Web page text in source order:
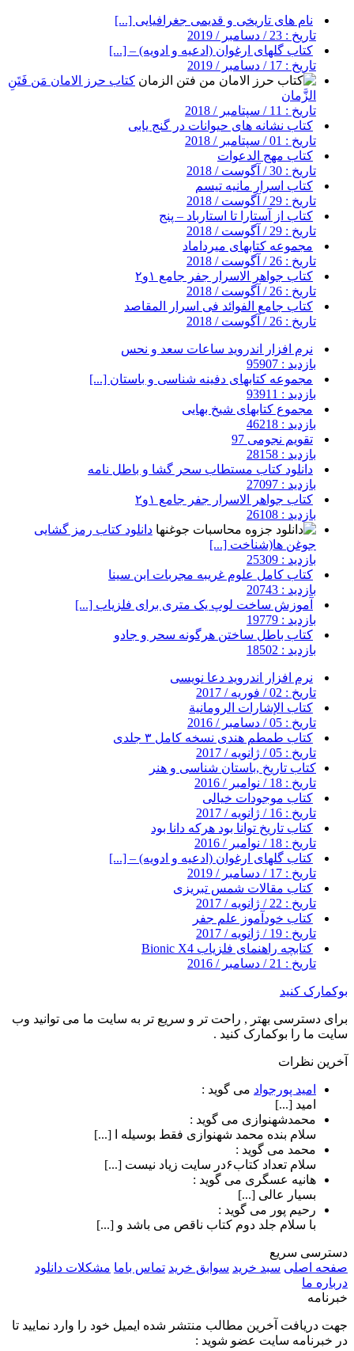
نام های تاریخی و قدیمی جغرافیایی [...]
تاریخ : 23 / دسامبر / 2019
کتاب گلهای ارغوان (ادعیه و ادویه) – [...]
تاریخ : 17 / دسامبر / 2019
کتاب حرز الامان مَن فَتَنِ
الزَّمان
تاریخ : 11 / سپتامبر / 2018
کتاب نشانه های حیوانات در گنج یابی
تاریخ : 01 / سپتامبر / 2018
کتاب مهج الدعوات
تاریخ : 30 / آگوست / 2018
کتاب اسرار مانیه تیسم
تاریخ : 29 / آگوست / 2018
کتاب از آستارا تا استارباد – پنج
تاریخ : 29 / آگوست / 2018
مجموعه کتابهای میرداماد
تاریخ : 26 / آگوست / 2018
کتاب جواهر الاسرار جفر جامع ۱و۲
تاریخ : 26 / آگوست / 2018
کتاب جامع الفوائد فی اسرار المقاصد
تاریخ : 26 / آگوست / 2018
نرم افزار اندروید ساعات سعد و نحس
بازدید : 95907
مجموعه کتابهای دفینه شناسی و باستان [...]
بازدید : 93911
مجموع کتابهای شیخ بهایی
بازدید : 46218
تقویم نجومی 97
بازدید : 28158
دانلود کتاب مستطاب سحر گشا و باطل نامه
بازدید : 27097
کتاب جواهر الاسرار جفر جامع ۱و۲
بازدید : 26108
دانلود کتاب رمز گشایی
جوغن ها(شناخت [...]
بازدید : 25309
کتاب کامل علوم غریبه مجربات ابن سینا
بازدید : 20743
آموزش ساخت لوپ یک متری برای فلزیاب [...]
بازدید : 19779
کتاب باطل ساختن هرگونه سحر و جادو
بازدید : 18502
نرم افزار اندروید دعا نویسی
تاریخ : 02 / فوریه / 2017
كتاب الإشارات الرومانية
تاریخ : 05 / دسامبر / 2016
کتاب طمطم هندی نسخه کامل ۳ جلدی
تاریخ : 05 / ژانویه / 2017
کتاب تاریخ ,باستان شناسی و هنر
تاریخ : 18 / نوامبر / 2016
کتاب موجودات خیالی
تاریخ : 16 / ژانویه / 2017
کتاب تاریخ توانا بود هرکه دانا بود
تاریخ : 18 / نوامبر / 2016
کتاب گلهای ارغوان (ادعیه و ادویه) – [...]
تاریخ : 17 / دسامبر / 2019
کتاب مقالات شمس تبریزی
تاریخ : 22 / ژانویه / 2017
کتاب خودآموز علم جفر
تاریخ : 19 / ژانویه / 2017
کتابچه راهنمای فلزیاب Bionic X4
تاریخ : 21 / دسامبر / 2016
بوکمارک کنید
برای دسترسی بهتر , راحت تر و سریع تر به سایت ما می توانید وب
سایت ما را بوکمارک کنید .
آخرین نظرات
امید پورجواد می گوید :
امید [...]
محمدشهنوازی می گوید :
سلام بنده محمد شهنوازی فقط بوسیله ا [...]
محمد می گوید :
سلام تعداد کتاب۶در سایت زیاد نیست [...]
هانیه عسگری می گوید :
بسیار عالی [...]
رحیم پور می گوید :
با سلام جلد دوم کتاب ناقص می باشد و [...]
دسترسی سریع
صفحه اصلی سبد خرید سوابق خرید تماس باما مشکلات دانلود
درباره ما
خبرنامه
جهت دریافت آخرین مطالب منتشر شده ایمیل خود را وارد نمایید تا
در خبرنامه سایت عضو شوید :